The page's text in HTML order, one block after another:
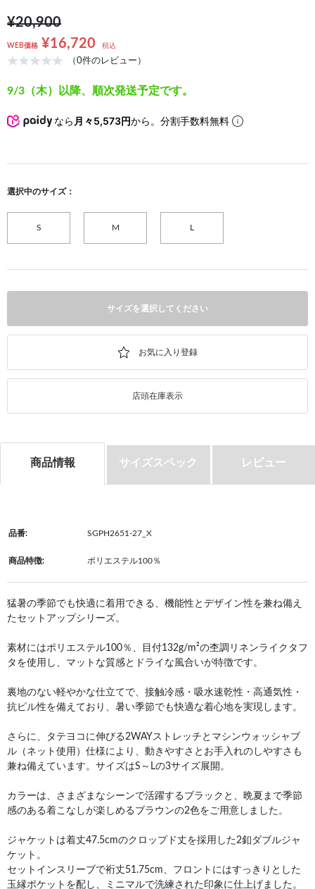
¥20,900
WEB価格 ¥16,720 税込
（0件のレビュー）
9/3（木）以降、順次発送予定です。
なら 月々5,573円から。分割手数料無料
選択中のサイズ：
S M
サイズを選択してください
店頭在庫表示
商品情報 サイズスペック レビュー
品番: SGPH2651-27_X
商品特徴: ポリエステル100％
猛暑の季節でも快適に着用できる、機能性とデザイン性を兼ね備え
たセットアップシリーズ。
素材にはポリエステル100％、目付132g/m²の杢調リネンライクタフ
タを使用し、マットな質感とドライな風合いが特徴です。
裏地のない軽やかな仕立てで、接触冷感・吸水速乾性・高通気性・
抗ピル性を備えており、暑い季節でも快適な着心地を実現します。
さらに、タテヨコに伸びる2WAYストレッチとマシンウォッシャブ
ル（ネット使用）仕様により、動きやすさとお手入れのしやすさも
兼ね備えています。サイズはS～Lの3サイズ展開。
カラーは、さまざまなシーンで活躍するブラックと、晩夏まで季節
感のある着こなしが楽しめるブラウンの2色をご用意しました。
ジャケットは着丈47.5cmのクロップド丈を採用した2釦ダブルジャ
ケット。
セットインスリーブで裄丈51.75cm、フロントにはすっきりとした
玉縁ポケットを配し、ミニマルで洗練された印象に仕上げました。